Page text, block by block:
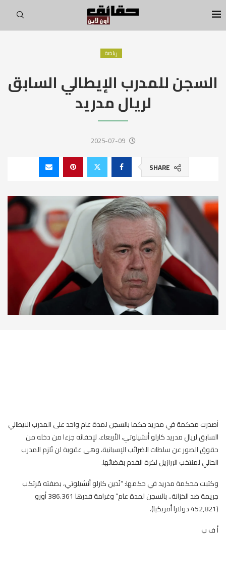
رياضة
السجن للمدرب الإيطالي السابق
لريال مدريد
2025-07-09
SHARE
أصدرت محكمة في مدريد حكما بالسجن لمدة عام واحد على المدرب الايطالي
السابق لريال مدريد كارلو أنشيلوتي، الأربعاء، لإخفائه جزءا من دخله من
حقوق الصور عن سلطات الضرائب الإسبانية، وهي عقوبة لن تُلزم المدرب
الحالي لمنتخب البرازيل لكرة القدم بقضائها.
وكتبت محكمة مدريد في حكمها: “نُدين كارلو أنشيلوتي، بصفته مُرتكب
جريمة ضد الخزانة.. بالسجن لمدة عام” وغرامة قدرها 386.361 أورو
(452,821 دولارا أمريكيا).
أ ف ب